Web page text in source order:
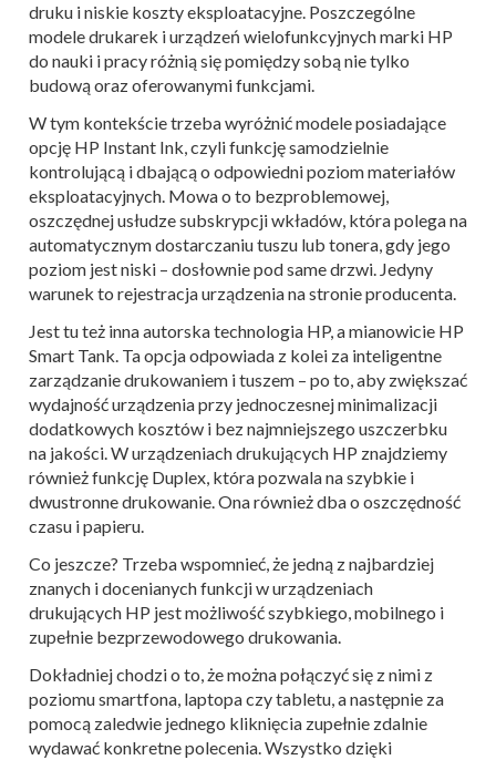
druku i niskie koszty eksploatacyjne. Poszczególne
modele drukarek i urządzeń wielofunkcyjnych marki HP
do nauki i pracy różnią się pomiędzy sobą nie tylko
budową oraz oferowanymi funkcjami.
W tym kontekście trzeba wyróżnić modele posiadające
opcję HP Instant Ink, czyli funkcję samodzielnie
kontrolującą i dbającą o odpowiedni poziom materiałów
eksploatacyjnych. Mowa o to bezproblemowej,
oszczędnej usłudze subskrypcji wkładów, która polega na
automatycznym dostarczaniu tuszu lub tonera, gdy jego
poziom jest niski – dosłownie pod same drzwi. Jedyny
warunek to rejestracja urządzenia na stronie producenta.
Jest tu też inna autorska technologia HP, a mianowicie HP
Smart Tank. Ta opcja odpowiada z kolei za inteligentne
zarządzanie drukowaniem i tuszem – po to, aby zwiększać
wydajność urządzenia przy jednoczesnej minimalizacji
dodatkowych kosztów i bez najmniejszego uszczerbku
na jakości. W urządzeniach drukujących HP znajdziemy
również funkcję Duplex, która pozwala na szybkie i
dwustronne drukowanie. Ona również dba o oszczędność
czasu i papieru.
Co jeszcze? Trzeba wspomnieć, że jedną z najbardziej
znanych i docenianych funkcji w urządzeniach
drukujących HP jest możliwość szybkiego, mobilnego i
zupełnie bezprzewodowego drukowania.
Dokładniej chodzi o to, że można połączyć się z nimi z
poziomu smartfona, laptopa czy tabletu, a następnie za
pomocą zaledwie jednego kliknięcia zupełnie zdalnie
wydawać konkretne polecenia. Wszystko dzięki